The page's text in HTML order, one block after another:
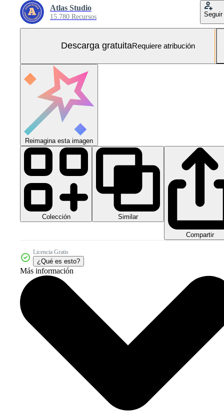
Atlas Studio
15.780 Recursos Seguir
Descarga gratuitaRequiere atribución
Reimagina esta imagen
Colección Similar
Compartir
Licencia Gratis
¿Qué es esto?
Más información